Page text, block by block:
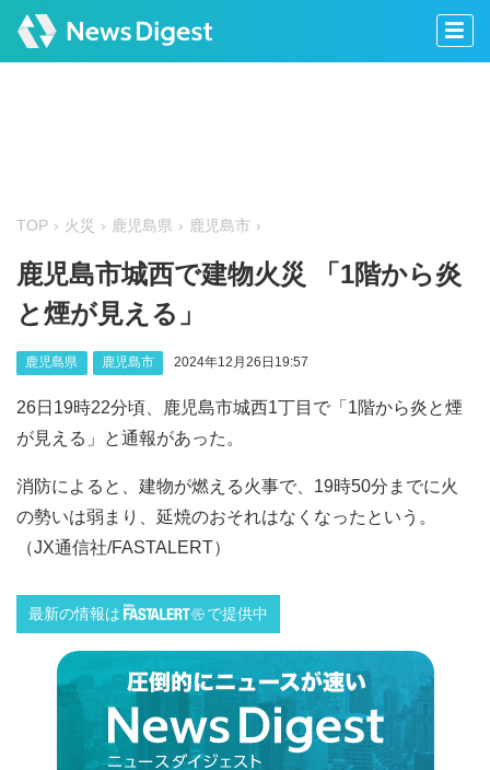
TOP 火災 鹿児島県 鹿児島市
鹿児島市城西で建物火災 「1階から炎
と煙が見える」
鹿児島県 鹿児島市 2024年12月26日19:57
26日19時22分頃、鹿児島市城西1丁目で「1階から炎と煙
が見える」と通報があった。
消防によると、建物が燃える火事で、19時50分までに火
の勢いは弱まり、延焼のおそれはなくなったという。
（JX通信社/FASTALERT）
最新の情報は で提供中